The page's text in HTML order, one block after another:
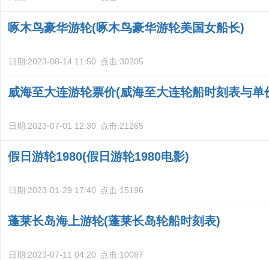
啄木鸟豪华游轮(啄木鸟豪华游轮美国女船长)
日期:2023-08-14 11:50 点击:30205
威海至大连游轮票价(威海至大连轮船时刻表与单
日期:2023-07-01 12:30 点击:21265
假日游轮1980(假日游轮1980电影)
日期:2023-01-29 17:40 点击:15196
蓬莱长岛海上游轮(蓬莱长岛轮船时刻表)
日期:2023-07-11 04:20 点击:10087